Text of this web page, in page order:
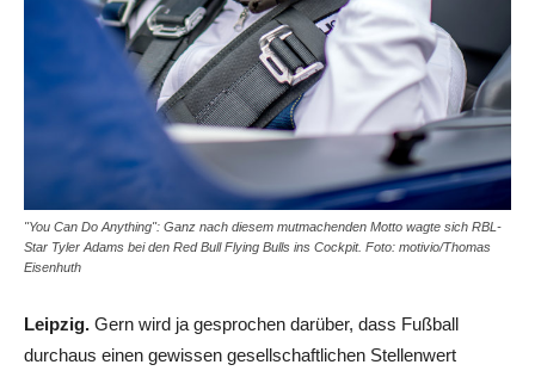
"You Can Do Anything": Ganz nach diesem mutmachenden Motto wagte sich RBL-
Star Tyler Adams bei den Red Bull Flying Bulls ins Cockpit. Foto: motivio/Thomas
Eisenhuth
Leipzig. Gern wird ja gesprochen darüber, dass Fußball
durchaus einen gewissen gesellschaftlichen Stellenwert